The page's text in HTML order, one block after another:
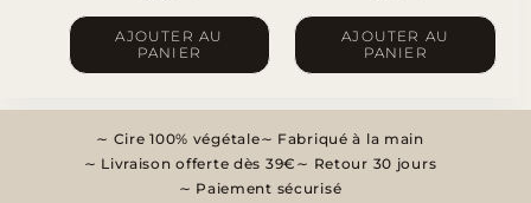
AJOUTER AU
PANIER
AJOUTER AU
PANIER
Cire 100% végétale
Fabriqué à la main
Livraison offerte dès 39€
Retour 30 jours
Paiement sécurisé